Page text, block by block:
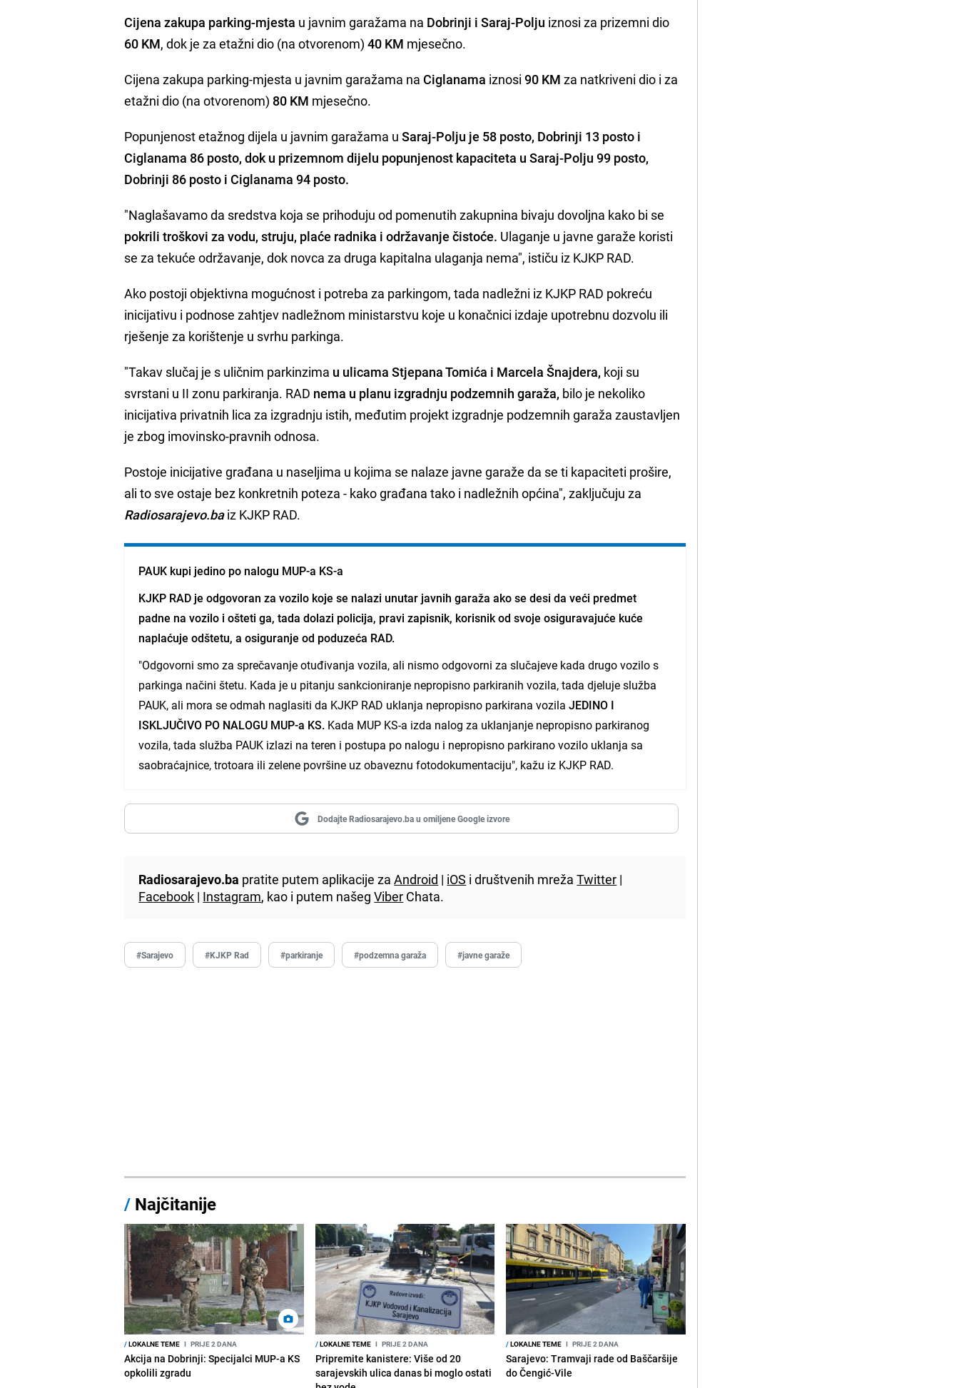
Cijena zakupa parking-mjesta u javnim garažama na Dobrinji i Saraj-Polju iznosi za prizemni dio
60 KM, dok je za etažni dio (na otvorenom)40 KM mjesečno.
Cijena zakupa parking-mjesta u javnim garažama naCiglanama iznosi90 KM za natkriveni dio i za
etažni dio (na otvorenom) 80 KM mjesečno.
Popunjenost etažnog dijela u javnim garažama uSaraj-Polju je 58 posto, Dobrinji 13 posto i
Ciglanama 86 posto, dok u prizemnom dijelu popunjenost kapaciteta u Saraj-Polju 99 posto,
Dobrinji 86 posto i Ciglanama 94 posto.
"Naglašavamo da sredstva koja se prihoduju od pomenutih zakupnina bivaju dovoljna kako bi se
pokrili troškovi za vodu, struju, plaće radnika i održavanje čistoće. Ulaganje u javne garaže koristi
se za tekuće održavanje, dok novca za druga kapitalna ulaganja nema", ističu iz KJKP RAD.
Ako postoji objektivna mogućnost i potreba za parkingom, tada nadležni iz KJKP RAD pokreću
inicijativu i podnose zahtjev nadležnom ministarstvu koje u konačnici izdaje upotrebnu dozvolu ili
rješenje za korištenje u svrhu parkinga.
"Takav slučaj je s uličnim parkinzima u ulicama Stjepana Tomića i Marcela Šnajdera, koji su
svrstani u II zonu parkiranja. RAD nema u planu izgradnju podzemnih garaža, bilo je nekoliko
inicijativa privatnih lica za izgradnju istih, međutim projekt izgradnje podzemnih garaža zaustavljen
je zbog imovinsko-pravnih odnosa.
Postoje inicijative građana u naseljima u kojima se nalaze javne garaže da se ti kapaciteti prošire,
ali to sve ostaje bez konkretnih poteza - kako građana tako i nadležnih općina", zaključuju za
Radiosarajevo.baiz KJKP RAD.
PAUK kupi jedino po nalogu MUP-a KS-a
KJKP RAD je odgovoran za vozilo koje se nalazi unutar javnih garaža ako se desi da veći predmet
padne na vozilo i ošteti ga, tada dolazi policija, pravi zapisnik, korisnik od svoje osiguravajuće kuće
naplaćuje odštetu, a osiguranje od poduzeća RAD.
"Odgovorni smo za sprečavanje otuđivanja vozila, ali nismo odgovorni za slučajeve kada drugo vozilo s
parkinga načini štetu. Kada je u pitanju sankcioniranje nepropisno parkiranih vozila, tada djeluje služba
PAUK, ali mora se odmah naglasiti da KJKP RAD uklanja nepropisno parkirana vozilaJEDINO I
ISKLJUČIVO PO NALOGU MUP-a KS. Kada MUP KS-a izda nalog za uklanjanje nepropisno parkiranog
vozila, tada služba PAUK izlazi na teren i postupa po nalogu i nepropisno parkirano vozilo uklanja sa
saobraćajnice, trotoara ili zelene površine uz obaveznu fotodokumentaciju", kažu iz KJKP RAD.
Dodajte Radiosarajevo.ba u omiljene Google izvore
Radiosarajevo.ba pratite putem aplikacije zaAndroid | iOS i društvenih mrežaTwitter |
Facebook | Instagram, kao i putem našegViber Chata.
#Sarajevo #KJKP Rad #parkiranje #podzemna garaža #javne garaže
/ Najčitanije
/LOKALNE TEME I PRIJE 2 DANA
Akcija na Dobrinji: Specijalci MUP-a KS
opkolili zgradu
/LOKALNE TEME I PRIJE 2 DANA
Pripremite kanistere: Više od 20
sarajevskih ulica danas bi moglo ostati
/LOKALNE TEME I PRIJE 2 DANA
Sarajevo: Tramvaji rade od Baščaršije
do Čengić-Vile